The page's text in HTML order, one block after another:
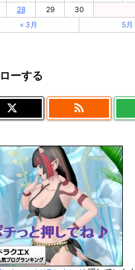
28 29
30
« 3月
5月
ーする
